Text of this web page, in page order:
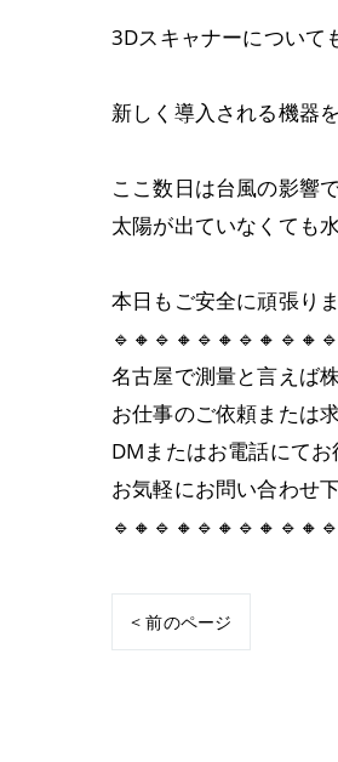
3Dスキャナーについて
新しく導入される機器
ここ数日は台風の影響
太陽が出ていなくても
本日もご安全に頑張り
名古屋で測量と言えば
お仕事のご依頼または
DMまたはお電話にて
お気軽にお問い合わせ
< 前のページ